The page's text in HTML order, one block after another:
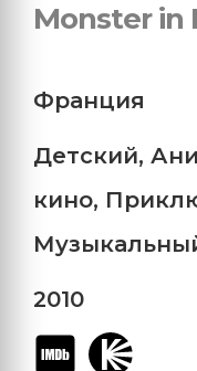
Monster in
Франция
Детский,
кино,
2010